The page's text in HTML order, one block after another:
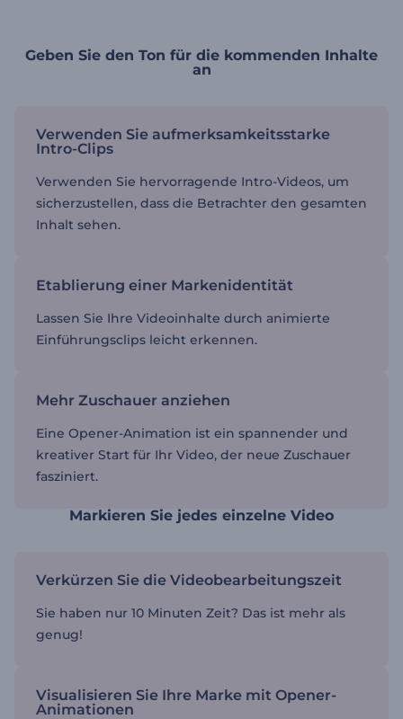
Geben Sie den Ton für die kommenden Inhalte
an
Verwenden Sie aufmerksamkeitsstarke
Intro-Clips
Verwenden Sie hervorragende Intro-Videos, um
sicherzustellen, dass die Betrachter den gesamten
Inhalt sehen.
Etablierung einer Markenidentität
Lassen Sie Ihre Videoinhalte durch animierte
Einführungsclips leicht erkennen.
Mehr Zuschauer anziehen
Eine Opener-Animation ist ein spannender und
kreativer Start für Ihr Video, der neue Zuschauer
fasziniert.
Markieren Sie jedes einzelne Video
Verkürzen Sie die Videobearbeitungszeit
Sie haben nur 10 Minuten Zeit? Das ist mehr als
genug!
Visualisieren Sie Ihre Marke mit Opener-
Animationen